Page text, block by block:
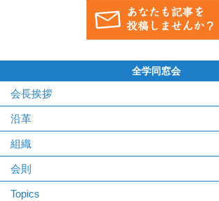
全学同窓会
会長挨拶
沿革
組織
会則
Topics